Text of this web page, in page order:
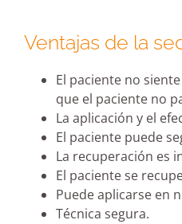
Ventajas de la
El paciente no
que el paciente no
La aplicación y el
El paciente puede
La recuperación es
El paciente se
Puede aplicarse en
Técnica segura.